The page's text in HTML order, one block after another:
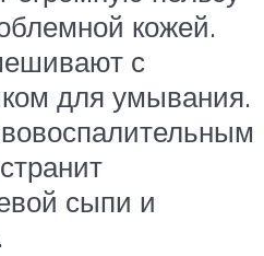
кожей.
с
для умывания.
сыпи и